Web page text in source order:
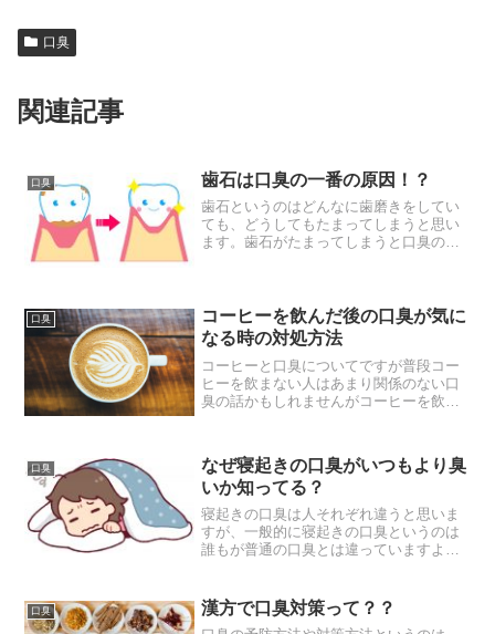
口臭
関連記事
口臭 歯石は口臭の一番の原因！？
歯石というのはどんなに歯磨きをしてい
ても、どうしてもたまってしまうと思い
ます。歯石がたまってしまうと口臭の原
ことによって口臭が発生し...
口臭
コーヒーを飲んだ後の口臭が気に
なる時の対処方法
コーヒーと口臭についてですが普段コー
ヒーを飲まない人はあまり関係のない口
臭の話かもしれませんがコーヒーを飲む
が気になるという人も多いと思いますが
コーヒーを飲んだ後にな...
口臭
なぜ寝起きの口臭がいつもより臭
いか知ってる？
寝起きの口臭は人それぞれ違うと思いま
すが、一般的に寝起きの口臭というのは
誰もが普通の口臭とは違っていますよ
うか。寝起きの口臭がきつい理由はなぜ
だと思いますか？それは寝て...
口臭 漢方で口臭対策って？？